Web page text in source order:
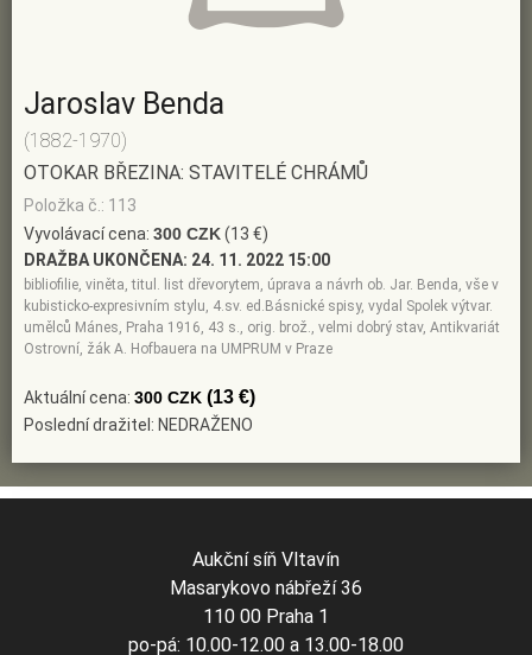
Jaroslav Benda
(1882-1970)
OTOKAR BŘEZINA: STAVITELÉ CHRÁMŮ
Položka č.: 113
Vyvolávací cena: 300 CZK(13 €)
DRAŽBA UKONČENA: 24. 11. 2022 15:00
bibliofilie, viněta, titul. list dřevorytem, úprava a návrh ob. Jar. Benda, vše v
kubisticko-expresivním stylu, 4.sv. ed.Básnické spisy, vydal Spolek výtvar.
umělců Mánes, Praha 1916, 43 s., orig. brož., velmi dobrý stav, Antikvariát
Ostrovní, žák A. Hofbauera na UMPRUM v Praze
Aktuální cena: 300 CZK (13 €)
Poslední dražitel: NEDRAŽENO
Aukční síň Vltavín
Masarykovo nábřeží 36
110 00 Praha 1
po-pá: 10.00-12.00 a 13.00-18.00